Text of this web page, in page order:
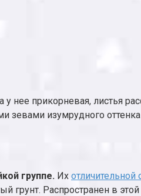
нее прикорневая, листья
изумрудного
группе. Их
грунт. Распространен в